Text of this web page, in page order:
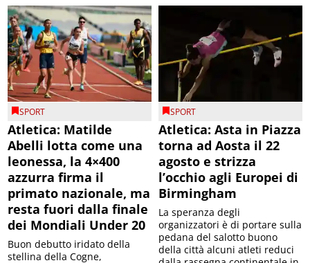
SPORT
Atletica: Matilde
Abelli lotta come una
leonessa, la 4×400
azzurra firma il
primato nazionale, ma
resta fuori dalla finale
dei Mondiali Under 20
Buon debutto iridato della
stellina della Cogne,
SPORT
Atletica: Asta in Piazza
torna ad Aosta il 22
agosto e strizza
l’occhio agli Europei di
Birmingham
La speranza degli
organizzatori è di portare sulla
pedana del salotto buono
della città alcuni atleti reduci